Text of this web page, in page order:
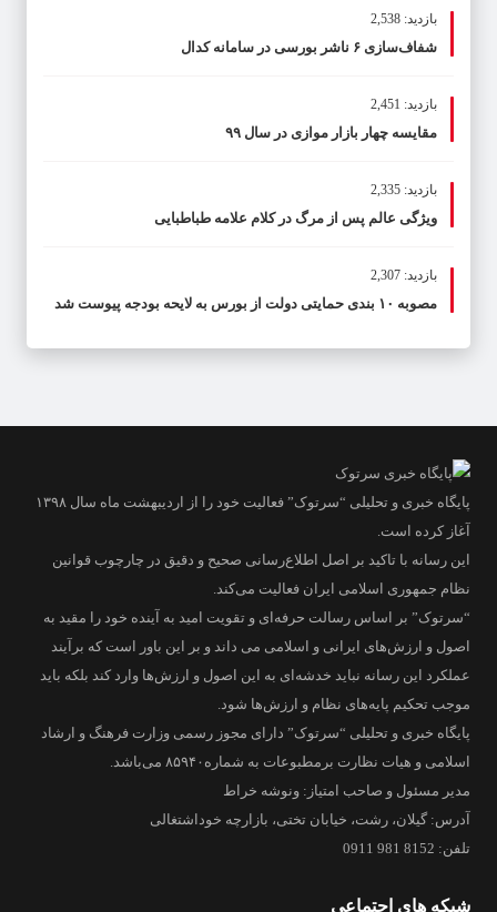
بازدید: 2,538
شفاف‌سازی ۶ ناشر بورسی در سامانه کدال
بازدید: 2,451
مقایسه چهار بازار موازی در سال ۹۹
بازدید: 2,335
ویژگی عالم پس از مرگ در کلام علامه طباطبایی
بازدید: 2,307
مصوبه ۱۰ بندی حمایتی دولت از بورس به لایحه بودجه پیوست شد
پایگاه خبری و تحلیلی “سرتوک” فعالیت خود را از اردیبهشت ماه سال ۱۳۹۸
آغاز کرده است.
این رسانه با تاکید بر اصل اطلاع‌رسانی صحیح و دقیق در چارچوب قوانین
نظام جمهوری اسلامی ایران فعالیت می‌کند.
“سرتوک” بر اساس رسالت حرفه‌ای و تقویت امید به آینده خود را مقید به
اصول و ارزش‌های ایرانی و اسلامی می داند و بر این باور است که برآیند
عملکرد این رسانه نباید خدشه‌ای به این اصول و ارزش‌ها وارد کند بلکه باید
موجب تحکیم پایه‌های نظام و ارزش‌ها شود.
پایگاه خبری و تحلیلی “سرتوک” دارای مجوز رسمی وزارت فرهنگ و ارشاد
اسلامی و هیات نظارت برمطبوعات به شماره۸۵۹۴۰ می‌باشد.
مدیر مسئول و صاحب امتیاز: ونوشه خراط
آدرس: گیلان، رشت، خیابان تختی، بازارچه خوداشتغالی
تلفن: 8152 981 0911
شبکه های اجتماعی